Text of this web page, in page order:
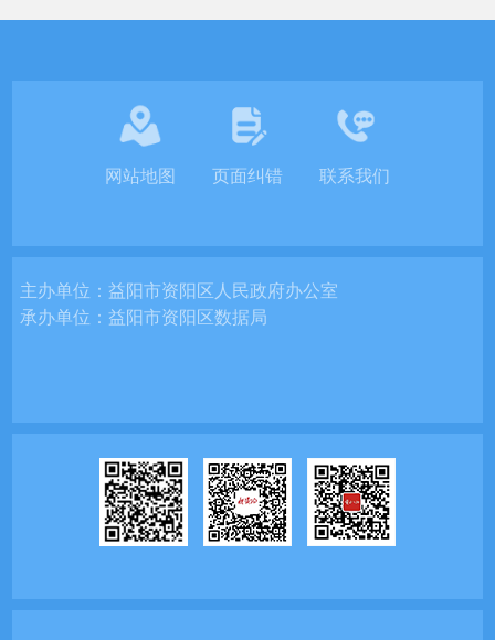
网站地图 页面纠错 联系我们
主办单位：益阳市资阳区人民政府办公室
承办单位：益阳市资阳区数据局